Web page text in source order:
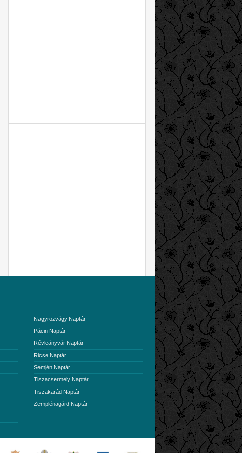
Nagyrozvágy Naptár
Pácin Naptár
Révleányvár Naptár
Ricse Naptár
Semjén Naptár
Tiszacsermely Naptár
Tiszakarád Naptár
Zemplénagárd Naptár